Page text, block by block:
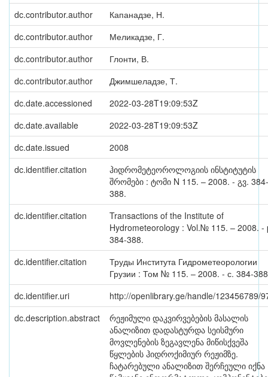
dc.contributor.author
Капанадзе, Н.
dc.contributor.author
Меликадзе, Г.
dc.contributor.author
Глонти, В.
dc.contributor.author
Джимшеладзе, Т.
dc.date.accessioned
2022-03-28T19:09:53Z
dc.date.available
2022-03-28T19:09:53Z
dc.date.issued
2008
dc.identifier.citation
ჰიდრომეტეოროლოგიის ინსტიტუტის
შრომები : ტომი N 115. – 2008. - გვ. 384-
388.
dc.identifier.citation
Transactions of the Institute of
Hydrometeorology : Vol.№ 115. – 2008. -
384-388.
dc.identifier.citation
Труды Института Гидрометеорологии
Грузии : Том № 115. – 2008. - с. 384-
dc.identifier.uri
http://openlibrary.ge/handle/123456789/
dc.description.abstract
რეჟიმული დაკვირვებების მასალის
ანალიზით დადასტურდა სეისმური
მოვლენების ზეგავლენა მიწისქვეშა
წყლების ჰიდროქიმიურ რეჟიმზე.
ჩატარებული ანალიზით შერჩეული იქნა